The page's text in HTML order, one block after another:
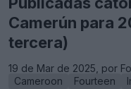
Camerún para
tercera)
19 de Mar de 2025, por
Cameroon
Fourteen